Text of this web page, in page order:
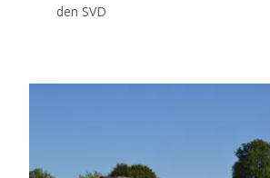
den SVD